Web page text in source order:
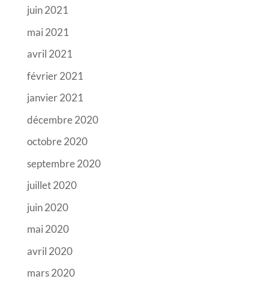
juin 2021
mai 2021
avril 2021
février 2021
janvier 2021
décembre 2020
octobre 2020
septembre 2020
juillet 2020
juin 2020
mai 2020
avril 2020
mars 2020